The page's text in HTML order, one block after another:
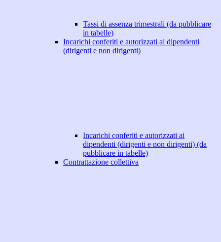
Tassi di assenza trimestrali (da pubblicare
in tabelle)
Incarichi conferiti e autorizzati ai dipendenti
(dirigenti e non dirigenti)
Incarichi conferiti e autorizzati ai
dipendenti (dirigenti e non dirigenti) (da
pubblicare in tabelle)
Contrattazione collettiva